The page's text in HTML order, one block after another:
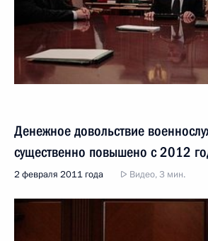
Денежное довольствие
существенно повышено с 2012
2 февраля 2011 года Видео, 3 мин.